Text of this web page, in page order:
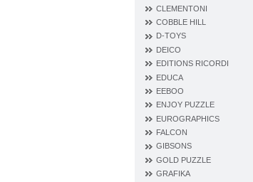
CLEMENTONI
COBBLE HILL
D‐TOYS
DEICO
EDITIONS RICORDI
EDUCA
EEBOO
ENJOY PUZZLE
EUROGRAPHICS
FALCON
GIBSONS
GOLD PUZZLE
GRAFIKA